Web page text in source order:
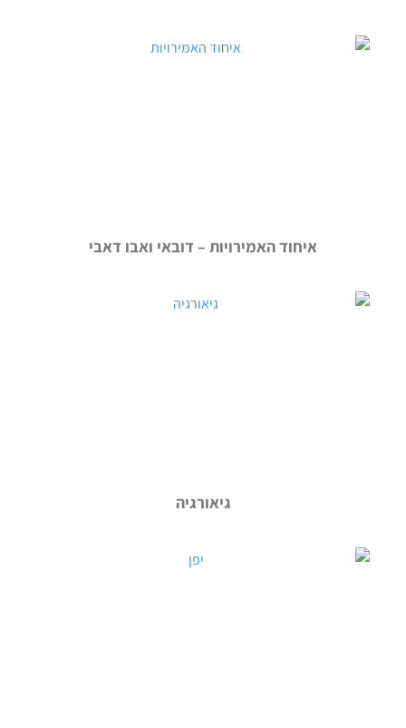
איחוד האמירויות – דובאי ואבו דאבי
גיאורגיה